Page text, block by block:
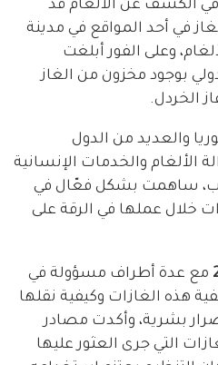
الكشف عن الألغام قد
في أحد المواقع في مدينة
وعلى الفور أبلغت
بوجود مخزون من الغاز
الخردل.
والعديد من الدول
الألغام والخدمات الإنسانية
ساهمت بشكل فعّال في
خلال عملها في الرقة على
مع عدة أطراف مسؤولة في
هذه الغازات وكيفية نقلها
بشرية، وأكدت مصادر
التي جرى العثور عليها